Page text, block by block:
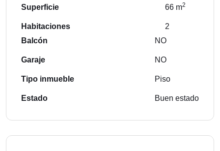
Superficie
Habitaciones
66 m2
2
Balcón
Garaje
Tipo inmueble
Estado
NO
NO
Piso
Buen estado